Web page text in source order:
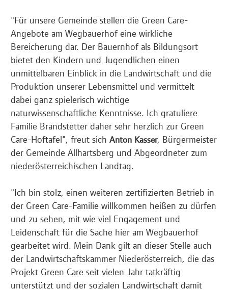
"Für unsere Gemeinde stellen die Green Care-
Angebote am Wegbauerhof eine wirkliche
Bereicherung dar. Der Bauernhof als Bildungsort
bietet den Kindern und Jugendlichen einen
unmittelbaren Einblick in die Landwirtschaft und die
Produktion unserer Lebensmittel und vermittelt
dabei ganz spielerisch wichtige
naturwissenschaftliche Kenntnisse. Ich gratuliere
Familie Brandstetter daher sehr herzlich zur Green
Care-Hoftafel", freut sich Anton Kasser, Bürgermeister
der Gemeinde Allhartsberg und Abgeordneter zum
niederösterreichischen Landtag.
"Ich bin stolz, einen weiteren zertifizierten Betrieb in
der Green Care-Familie willkommen heißen zu dürfen
und zu sehen, mit wie viel Engagement und
Leidenschaft für die Sache hier am Wegbauerhof
gearbeitet wird. Mein Dank gilt an dieser Stelle auch
der Landwirtschaftskammer Niederösterreich, die das
Projekt Green Care seit vielen Jahr tatkräftig
unterstützt und der sozialen Landwirtschaft damit